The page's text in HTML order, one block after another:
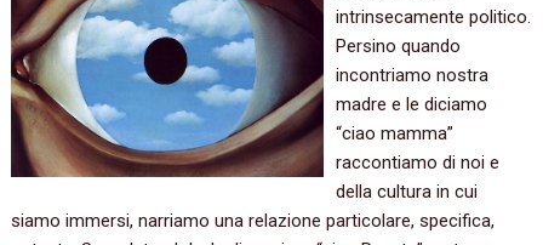
intrinsecamente politico.
Persino quando
incontriamo nostra
madre e le diciamo
“ciao mamma”
raccontiamo di noi e
della cultura in cui
siamo immersi, narriamo una relazione particolare, specifica,